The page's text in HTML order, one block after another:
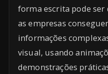
forma escrita pode ser
as empresas
informações
visual, usando
demonstrações